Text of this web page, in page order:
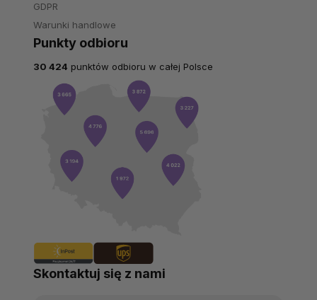
GDPR
Warunki handlowe
Skontaktuj się z nami
Punkty odbioru
30 424 punktów odbioru w całej Polsce